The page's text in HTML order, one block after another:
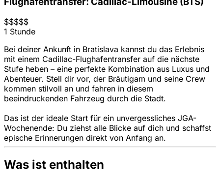
$$$$$
1 Stunde
Bei deiner Ankunft in Bratislava kannst du das Erlebnis
mit einem Cadillac-Flughafentransfer auf die nächste
Stufe heben – eine perfekte Kombination aus Luxus und
Abenteuer. Stell dir vor, der Bräutigam und seine Crew
kommen stilvoll an und fahren in diesem
beeindruckenden Fahrzeug durch die Stadt.
Das ist der ideale Start für ein unvergessliches JGA-
Wochenende: Du ziehst alle Blicke auf dich und schaffst
epische Erinnerungen direkt von Anfang an.
Was ist enthalten